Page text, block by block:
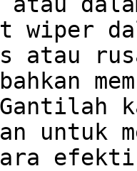
wiper
atau